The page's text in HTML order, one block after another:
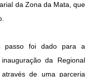
da Zona da Mata, que
passo foi dado para a
da Regional
de uma parceria